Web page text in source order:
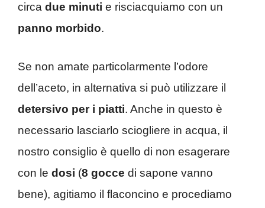
circa due minuti e risciacquiamo con un
panno morbido.
Se non amate particolarmente l’odore
dell’aceto, in alternativa si può utilizzare il
detersivo per i piatti. Anche in questo è
necessario lasciarlo sciogliere in acqua, il
nostro consiglio è quello di non esagerare
con le dosi (8 gocce di sapone vanno
bene), agitiamo il flaconcino e procediamo